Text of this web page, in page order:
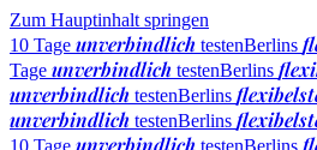
Zum Hauptinhalt springen
10 Tage unverbindlich testenBerlins
Tage unverbindlich testenBerlins
unverbindlich testenBerlins
unverbindlich testenBerlins
10 Tage unverbindlich testenBerlins